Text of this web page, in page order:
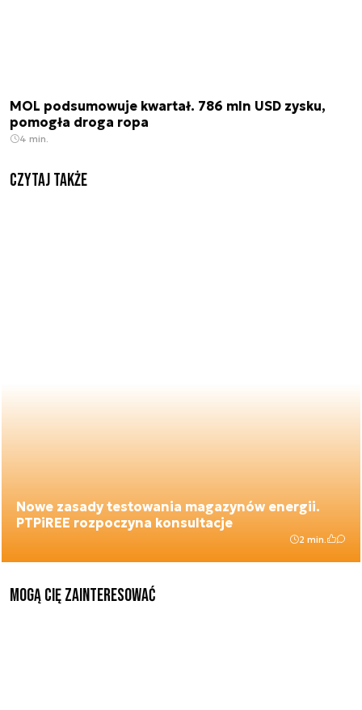
MOL podsumowuje kwartał. 786 mln USD zysku,
pomogła droga ropa
4 min.
Czytaj także
Nowe zasady testowania magazynów energii.
PTPiREE rozpoczyna konsultacje
2 min.
Mogą Cię zainteresować